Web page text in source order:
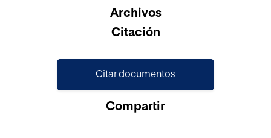
Archivos
Citación
Citar documentos
Compartir